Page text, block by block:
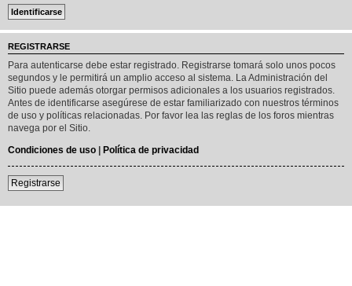
REGISTRARSE
Para autenticarse debe estar registrado. Registrarse tomará solo unos pocos
segundos y le permitirá un amplio acceso al sistema. La Administración del
Sitio puede además otorgar permisos adicionales a los usuarios registrados.
Antes de identificarse asegúrese de estar familiarizado con nuestros términos
de uso y políticas relacionadas. Por favor lea las reglas de los foros mientras
navega por el Sitio.
Condiciones de uso | Política de privacidad
Registrarse